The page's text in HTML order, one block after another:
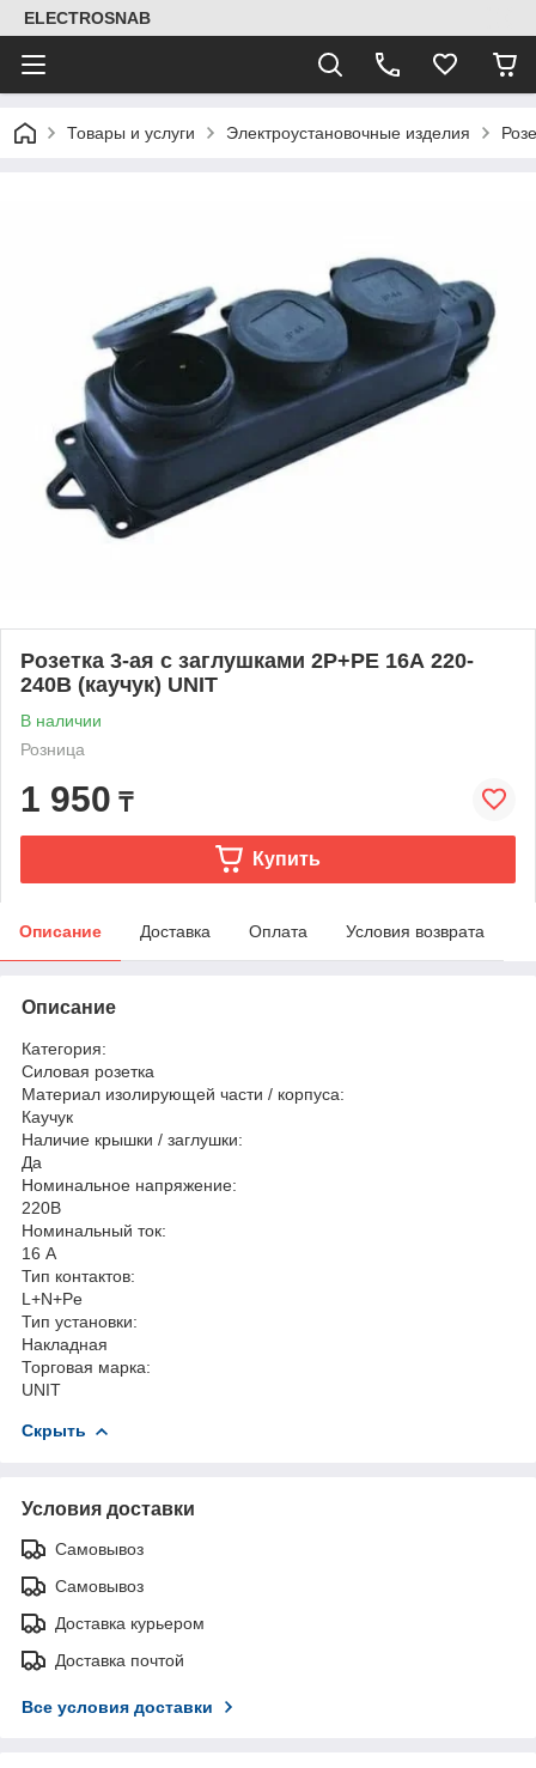
ELECTROSNAB
Товары и услуги Электроустановочные изделия
Розетка 3-ая с заглушками 2Р+РЕ 16А 220-
240В (каучук) UNIT
В наличии
Розница
1 950 ₸
Купить
Описание Доставка Оплата Условия возврата
Описание
Категория:
Силовая розетка
Материал изолирующей части / корпуса:
Каучук
Наличие крышки / заглушки:
Да
Номинальное напряжение:
220В
Номинальный ток:
16 А
Тип контактов:
L+N+Pe
Тип установки:
Накладная
Торговая марка:
UNIT
Скрыть
Условия доставки
Самовывоз
Самовывоз
Доставка курьером
Доставка почтой
Все условия доставки